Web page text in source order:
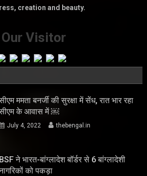
creation and beauty.
Our Visitor
ममता बनर्जी की सुरक्षा में सेंध, रात भार रहा
के आवास में ￼
July 4, 2022 thebengal.in
BSF ने भारत-बांग्लादेश बॉर्डर से 6 बांग्लादेशी
को पकड़ा